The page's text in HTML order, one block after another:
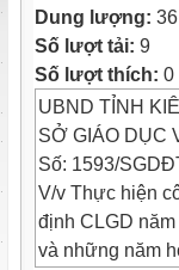
Dung lượng:
Số lượt tải: 9
Số lượt thích: 0
UBND TỈNH
SỞ GIÁO DỤC
Số: 1593/
V/v Thực hiện
định CLGD
và những năm